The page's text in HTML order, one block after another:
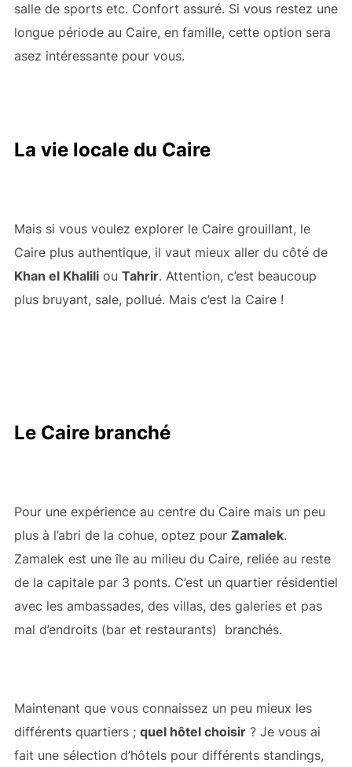
salle de sports etc. Confort assuré. Si vous restez une
longue période au Caire, en famille, cette option sera
asez intéressante pour vous.
La vie locale du Caire
Mais si vous voulez explorer le Caire grouillant, le
Caire plus authentique, il vaut mieux aller du côté de
Khan el Khaliliou Tahrir. Attention, c’est beaucoup
plus bruyant, sale, pollué. Mais c’est la Caire !
Le Caire branché
Pour une expérience au centre du Caire mais un peu
plus à l’abri de la cohue, optez pour Zamalek.
Zamalek est une île au milieu du Caire, reliée au reste
de la capitale par 3 ponts. C’est un quartier résidentiel
avec les ambassades, des villas, des galeries et pas
mal d’endroits (bar et restaurants) branchés.
Maintenant que vous connaissez un peu mieux les
différents quartiers ; quel hôtel choisir? Je vous ai
fait une sélection d’hôtels pour différents standings,